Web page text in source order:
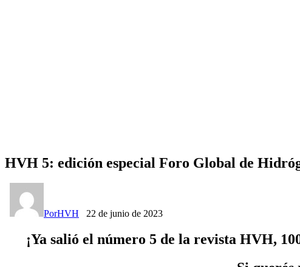
HVH 5: edición especial Foro Global de
PorHVH 22 de junio de 2023
¡Ya salió el número 5 de la revista HVH,